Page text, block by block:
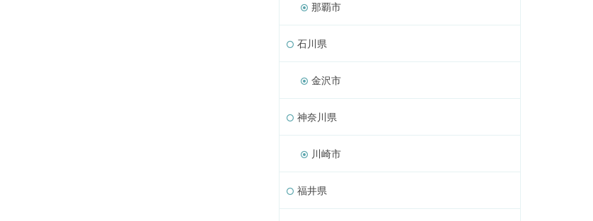
那覇市
石川県
金沢市
神奈川県
川崎市
福井県